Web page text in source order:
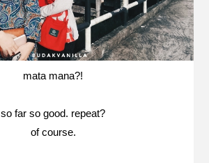
mata mana?!
so far so good. repeat?
of course.